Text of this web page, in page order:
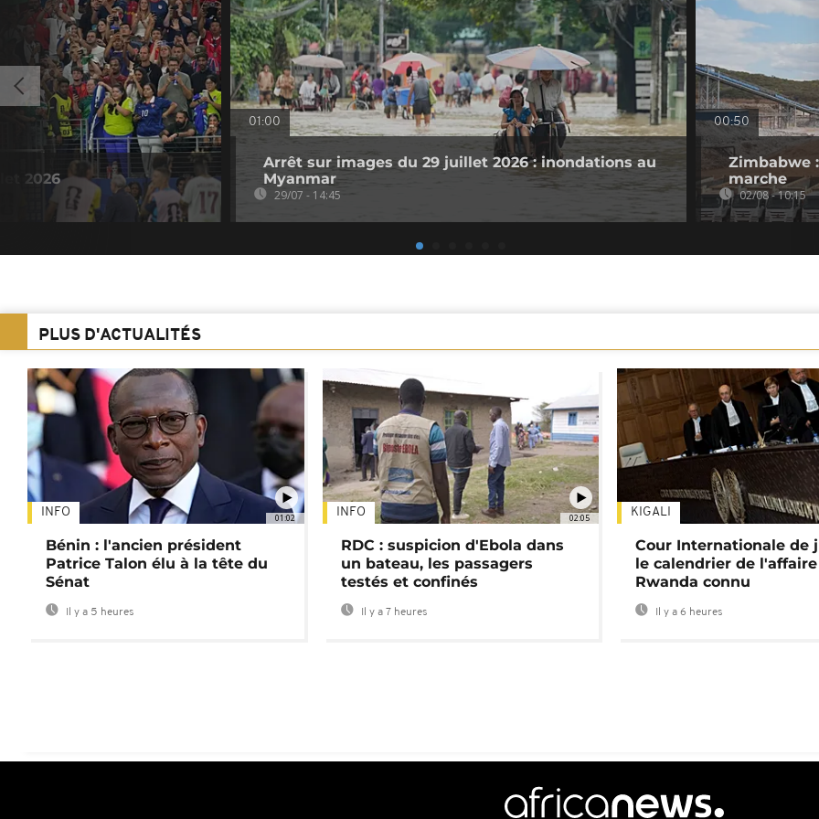
2026
01:00
Arrêt sur images du 29 juillet 2026 : inondations au
Myanmar
29/07 - 14:45
00:50
Zimbabwe
marche
02/08 - 10:15
PLUS D'ACTUALITÉS
01:02
INFO
Bénin : l'ancien président
Patrice Talon élu à la tête du
Sénat
Il y a 5 heures
02:05
INFO
RDC : suspicion d'Ebola dans
un bateau, les passagers
testés et confinés
Il y a 7 heures
KIGALI
Cour Internationale de
le calendrier de l'affaire
Rwanda connu
Il y a 6 heures